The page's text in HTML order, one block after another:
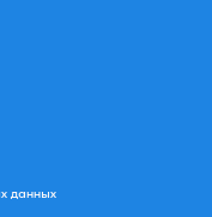
данных